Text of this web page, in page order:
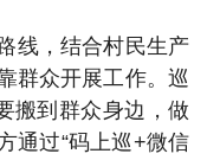
线，结合村民生产
群众开展工作。巡
搬到群众身边，做
通过“码上巡+微信